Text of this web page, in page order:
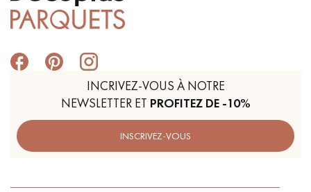
INCRIVEZ-VOUS À NOTRE
NEWSLETTER ET PROFITEZ DE -10%
INSCRIVEZ-VOUS